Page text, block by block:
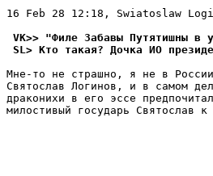
16 Feb 28 12:18, Swiatoslaw
VK>> "Филе Забавы Путятишны в
SL> Кто такая? Дочка ИО
Мне-то не страшно, я не в
Святослав Логинов, и в самом
драконихи в его эссе
милостивый государь Святослав